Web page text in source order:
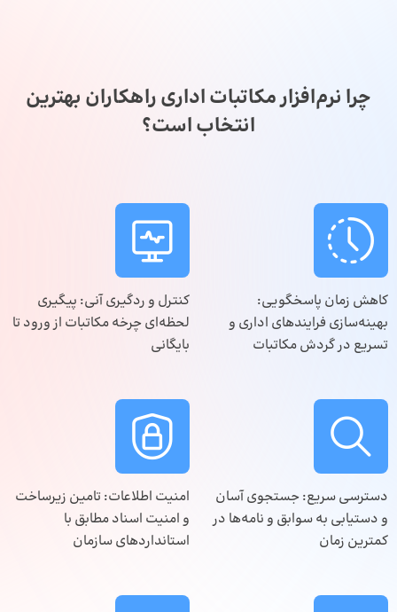
چرا نرم‌افزار مکاتبات اداری راهکاران بهترین
انتخاب است؟
کاهش زمان پاسخگویی:
بهینه‌سازی فرایندهای اداری و
تسریع در گردش مکاتبات
کنترل و ردگیری آنی: پیگیری
لحظه‌ای چرخه مکاتبات از ورود تا
بایگانی
دسترسی سریع: جستجوی آسان
و دستیابی به سوابق و نامه‌ها در
کمترین زمان
امنیت اطلاعات: تامین زیرساخت
و امنیت اسناد مطابق با
استانداردهای سازمان